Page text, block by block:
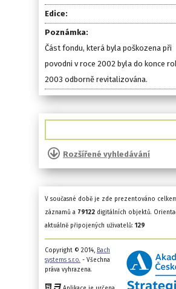
Edice:
Poznámka:
Část fondu, která byla poškozena při
povodni v roce 2002 byla do konce
2003 odborně revitalizována.
Rozšířené vyhledávání
V současné době je zde prezentováno
záznamů a 79122 digitálních objektů.
aktuálně připojených uživatelů: 129
Copyright © 2014, Bach
systems s.r.o. - Všechna
práva vyhrazena.